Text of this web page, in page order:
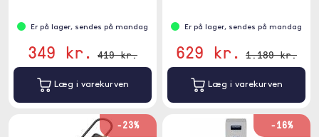
Er på lager, sendes på mandag
349 kr. 419 kr.
Læg i varekurven
Er på lager, sendes på mandag
629 kr. 1.189 kr.
Læg i varekurven
-23% -16%